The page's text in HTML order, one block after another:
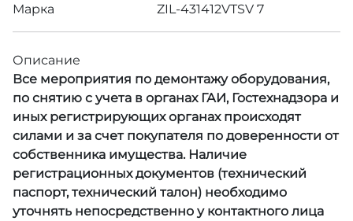
Марка ZIL-431412VTSV 7
Описание
Все мероприятия по демонтажу оборудования,
по снятию с учета в органах ГАИ, Гостехнадзора и
иных регистрирующих органах происходят
силами и за счет покупателя по доверенности от
собственника имущества. Наличие
регистрационных документов (технический
паспорт, технический талон) необходимо
уточнять непосредственно у контактного лица